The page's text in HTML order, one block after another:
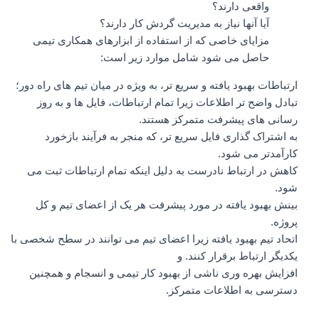
واقعی دارند؟
آیا آنها نیاز به مدیریت گردش کار دارند؟
مزایای خاصی که از استفاده از ابزارهای همکاری تیمی
حاصل می شود شامل موارد زیر است:
ارتباطات بهبود یافته و سریع تر، به ویژه در میان تیم های راه دور؛
تبادل واضح تر اطلاعات زیرا تمام ارتباطات، فایل ها و به روز
رسانی های پیشرفت متمرکز هستند.
به اشتراک گذاری فایل سریع تر، که منجر به فرآیند بازخورد
کارآمدتر می شود.
کاهش در ارتباط نادرست به دلیل اینکه تمام ارتباطات ثبت می
شود.
بینش بهبود یافته در مورد پیشرفت هر یک از اعضای تیم و کل
پروژه.
اتحاد تیم بهبود یافته زیرا اعضای تیم می توانند در سطح شخصی با
یکدیگر ارتباط برقرار کنند. و
افزایش بهره وری ناشی از بهبود کار تیمی و انسجام و همچنین
دسترسی به اطلاعات متمرکز.